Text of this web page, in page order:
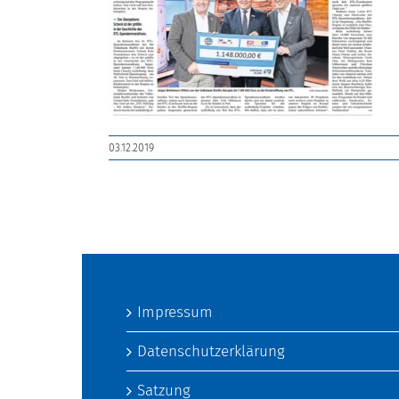
03.12.2019
Impressum
Datenschutzerklärung
Satzung